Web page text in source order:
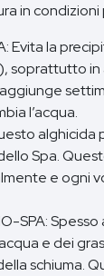
in
Evita la
soprattutto in
l’acqua.
alghicida
Spa.
e ogni
SPA: Spesso
e dei
schiuma.